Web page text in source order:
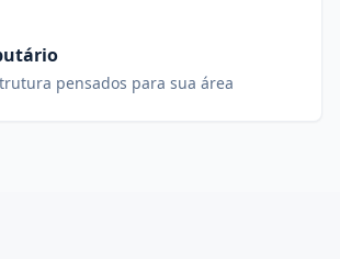
pensados para sua área